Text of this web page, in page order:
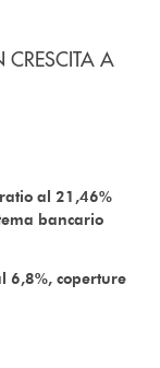
CRESCITA A
al 21,46%
bancario
6,8%, coperture